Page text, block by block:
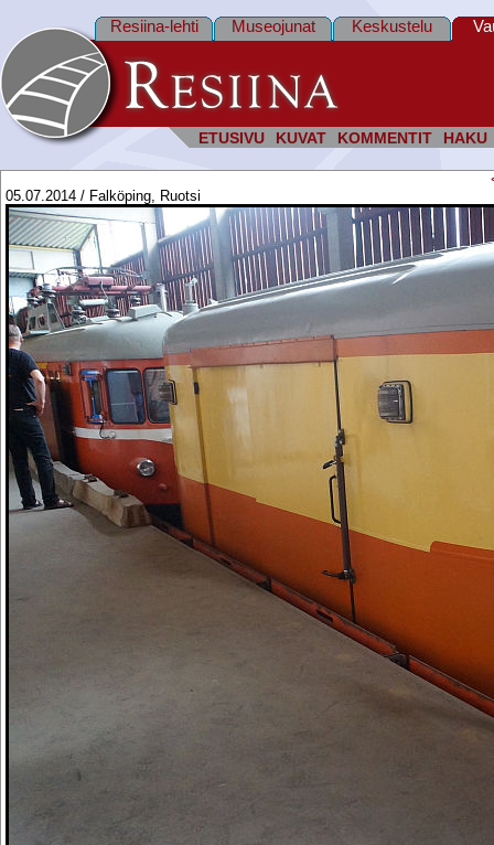
ETUSIVU KUVAT KOMMENTIT HAKU
Resiina-lehti Museojunat Keskustelu
05.07.2014 / Falköping, Ruotsi